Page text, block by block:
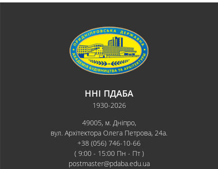
ННІ ПДАБА
1930-2026
49005, м. Дніпро,
вул. Архітектора Олега Петрова, 24а.
+38 (056) 746-10-66
( 9:00 - 15:00 Пн - Пт )
postmaster@pdaba.edu.ua